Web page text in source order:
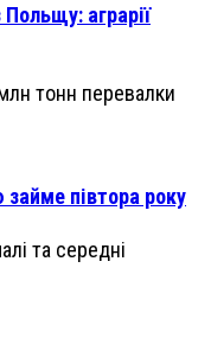
Польщу: аграрії
півтора року